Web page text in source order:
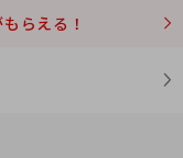
らえる！